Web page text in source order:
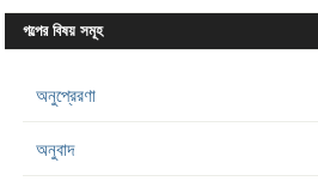
গল্পের বিষয় সমূহ
অনুপ্রেরণা
অনুবাদ